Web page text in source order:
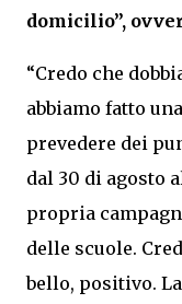
domicilio”,
“Credo che
abbiamo fatto
prevedere dei
dal 30 di agosto
propria
delle scuole.
bello, positivo.